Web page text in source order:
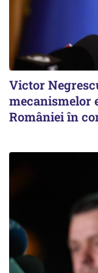
Victor
mecanismelor
României în